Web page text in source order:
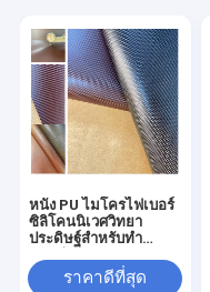
หนัง PU ไมโครไฟเบอร์
ซิลิโคนนิเวศวิทยา
ประดิษฐ์สำหรับทำ
ราคาดีที่สุด